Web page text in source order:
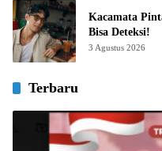
Kacamata
Bisa Deteksi!
3 Agustus 2026
Terbaru